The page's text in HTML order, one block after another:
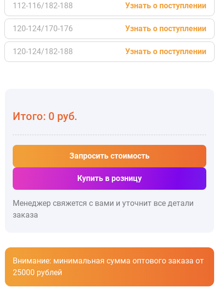
112-116/182-188 Узнать о поступлении
120-124/170-176 Узнать о поступлении
120-124/182-188 Узнать о поступлении
Итого: 0 руб.
Запросить стоимость
Купить в розницу
Менеджер свяжется с вами и уточнит все детали
заказа
Внимание: минимальная сумма оптового заказа от
25000 рублей